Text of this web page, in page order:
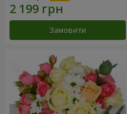
Замовити